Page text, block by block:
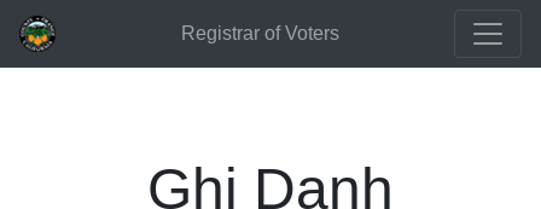
Registrar of Voters
Ghi Danh